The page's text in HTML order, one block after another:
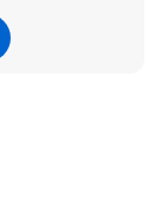
mù".
điều
pin.
thú cưng